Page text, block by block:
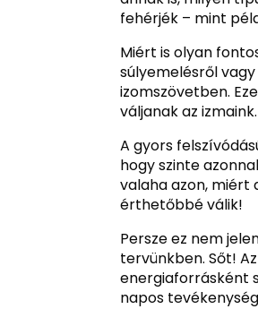
fehérjék – mint
Miért is olyan
súlyemelésről
izomszövetben.
váljanak az
A gyors
hogy szinte
valaha azon, miért
érthetőbbé válik!
Persze ez nem
tervünkben. Sőt!
energiaforrásként
napos